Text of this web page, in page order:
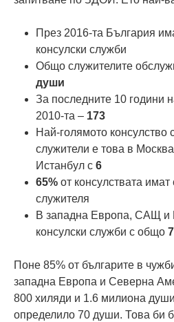
През 2016-та България
консулски служби
Общо служителите
души
За последните 10 години
2010-та – 173
Най-голямото консулство
служители е това в
Истанбул с 6
65% от консулствата
служителя
В западна Европа, САЩ и
консулски служби с общо
Поне 85% от българите в
западна Европа и Северна
800 хиляди и 1.6 милиона
определило 70 души. Това би